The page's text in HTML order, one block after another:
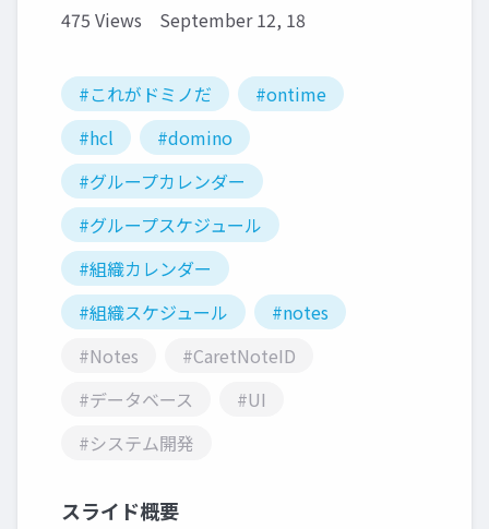
475 Views September 12, 18
#これがドミノだ
#ontime
#hcl
#domino
#グループカレンダー
#グループスケジュール
#組織カレンダー
#組織スケジュール
#notes
#Notes
#CaretNoteID
#データベース
#UI
#システム開発
スライド概要